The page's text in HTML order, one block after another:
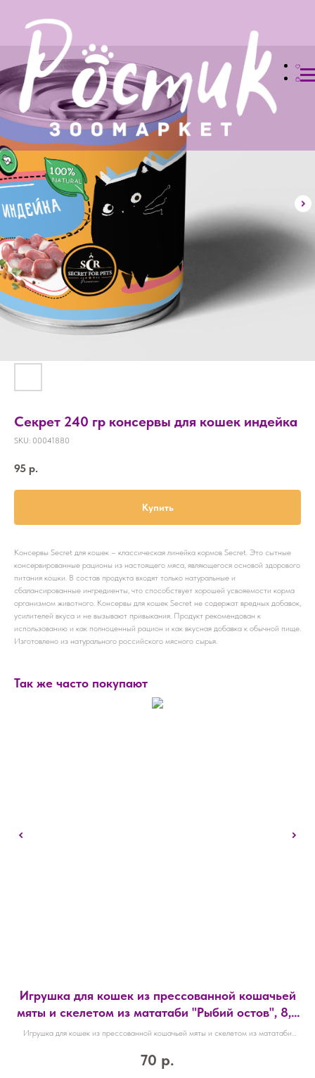
Секрет 240 гр консервы для кошек индейка
SKU: 00041880
95 р.
Купить
Консервы Secret для кошек – классическая линейка кормов Secret. Это сытные
консервированные рационы из настоящего мяса, являющегося основой здорового
питания кошки. В состав продукта входят только натуральные и
сбалансированные ингредиенты, что способствует хорошей усвояемости корма
организмом животного. Консервы для кошек Secret не содержат вредных добавок,
усилителей вкуса и не вызывают привыкания. Продукт рекомендован к
использованию и как полноценный рацион и как вкусная добавка к обычной пище.
Изготовлено из натурального российского мясного сырья.
Так же часто покупают
Игрушка для кошек из прессованной кошачьей
мяты и скелетом из мататаби "Рыбий остов", 8,5
см 90360
Игрушка для кошек из прессованной кошачьей мяты и скелетом из мататаби
70 р.